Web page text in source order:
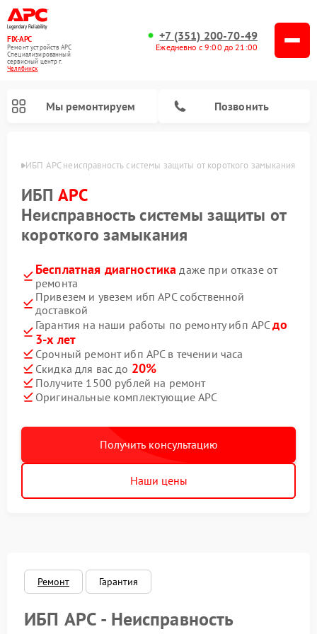
FIX-APC
Ремонт устройств APC
Специализированный
cервисный центр г.
Челябинск
+7 (351) 200-70-49
Ежедневно с 9:00 до 21:00
Мы ремонтируем Позвонить
ИБП APC неисправность системы защиты от короткого замыкания
ИБП APC
Неисправность системы защиты от
короткого замыкания
Бесплатная диагностика даже при отказе от
ремонта
Привезем и увезем ибп APC собственной
доставкой
Гарантия на наши работы по ремонту ибп APCдо
3-х лет
Срочный ремонт ибп APC в течении часа
Скидка для вас до 20%
Получите 1500 рублей на ремонт
Оригинальные комплектующие APC
Получить консультацию
Наши цены
Ремонт Гарантия
ИБП APC - Неисправность